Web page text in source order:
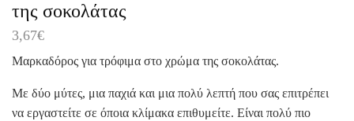
της σοκολάτας
3,67€
Μαρκαδόρος για τρόφιμα στο χρώμα της σοκολάτας.
Με δύο μύτες, μια παχιά και μια πολύ λεπτή που σας επιτρέπει
να εργαστείτε σε όποια κλίμακα επιθυμείτε. Είναι πολύ πιο